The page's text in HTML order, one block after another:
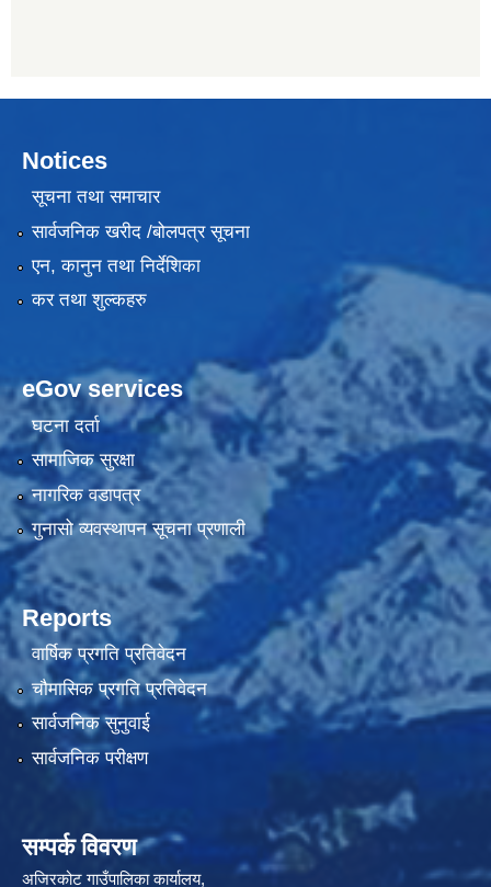
Notices
सूचना तथा समाचार
सार्वजनिक खरीद /बोलपत्र सूचना
एन, कानुन तथा निर्देशिका
कर तथा शुल्कहरु
eGov services
घटना दर्ता
सामाजिक सुरक्षा
नागरिक वडापत्र
गुनासो व्यवस्थापन सूचना प्रणाली
Reports
वार्षिक प्रगति प्रतिवेदन
चौमासिक प्रगति प्रतिवेदन
सार्वजनिक सुनुवाई
सार्वजनिक परीक्षण
सम्पर्क विवरण
अजिरकोट गाउँपालिका कार्यालय,